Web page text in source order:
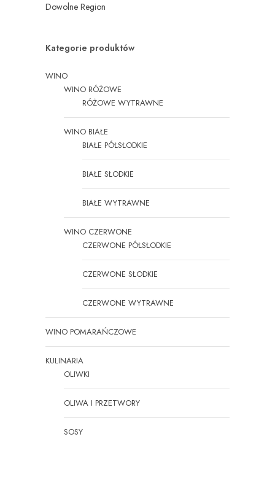
Dowolne Region
Kategorie produktów
WINO
WINO RÓŻOWE
RÓŻOWE WYTRAWNE
WINO BIAŁE
BIAŁE PÓŁSŁODKIE
BIAŁE SŁODKIE
BIAŁE WYTRAWNE
WINO CZERWONE
CZERWONE PÓŁSŁODKIE
CZERWONE SŁODKIE
CZERWONE WYTRAWNE
WINO POMARAŃCZOWE
KULINARIA
OLIWKI
OLIWA I PRZETWORY
SOSY